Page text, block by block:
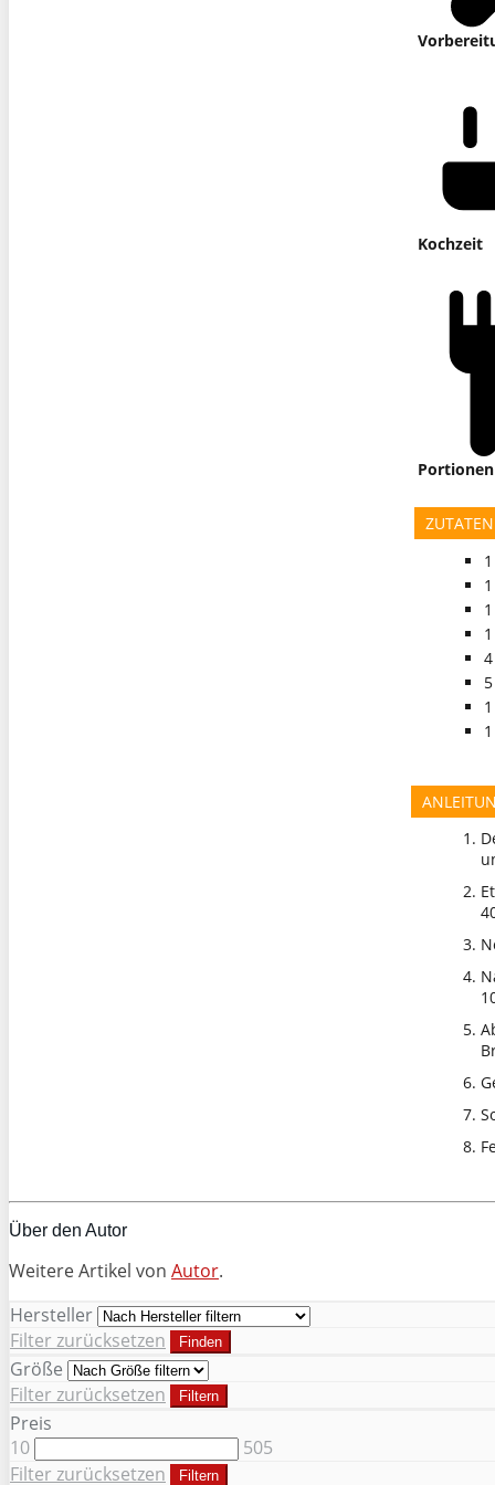
Kochzeit
Portionen
ZUTATEN
1
1
1
1
4
5
1
1
Über den Autor
Weitere Artikel von Autor.
Hersteller
Filter zurücksetzen
Finden
Größe
Filter zurücksetzen
Filtern
Preis
10
505
Filter zurücksetzen
Filtern